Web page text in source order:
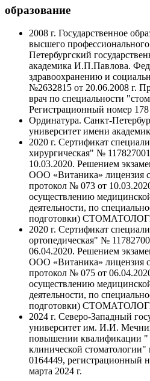
образование
2008 г. Государственное
высшего
Петербургский
академика И.П.Павлова.
здравоохранению и
№2632815 от 20.06.2008 г.
врач по специальности
Регистрационный номер
Ординатура. Санкт-
университет имени
2020 г. Сертификат
хирургическая" №
10.03.2020. Решением
ООО «Витаника» лицензия
протокол № 073 от
осуществлению
деятельности, по
подготовки)
2020 г. Сертификат
ортопедическая" №
06.04.2020. Решением
ООО «Витаника» лицензия
протокол № 075 от
осуществлению
деятельности, по
подготовки)
2024 г. Северо-Западный
университет им. И.И.
повышении квалификации
клинической
0164449, регистрационный
марта 2024 г.